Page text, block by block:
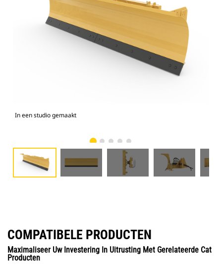
In een studio gemaakt
COMPATIBELE PRODUCTEN
Maximaliseer Uw Investering In Uitrusting Met Gerelateerde Cat
Producten